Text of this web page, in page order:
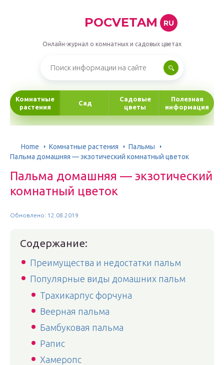
POCVETAM RU
Онлайн-журнал о комнатных и садовых цветах
Комнатные
растения
Сад
Садовые
цветы
Полезная
информация
Home Комнатные растения
Пальмы
Пальма домашняя — экзотический комнатный цветок
Пальма домашняя — экзотический
комнатный цветок
Обновлено: 12.08.2019
Содержание:
Преимущества и недостатки пальм
Популярные виды домашних пальм
Трахикарпус форчуна
Веерная пальма
Бамбуковая пальма
Рапис
Хамеропс